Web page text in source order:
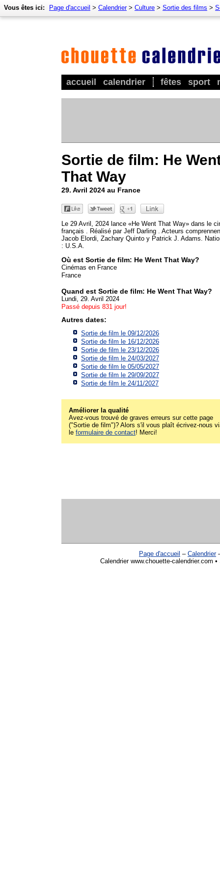
accueil calendrier fêtes sport
Vous êtes ici: Page d'accueil > Calendrier> Culture > Sortie des films >
Sortie de film: He
That Way
29. Avril 2024 au France
Le 29 Avril, 2024 lance «He Went That Way» dans le
français . Réalisé par Jeff Darling . Acteurs
Jacob Elordi, Zachary Quinto y Patrick J. Adams.
: U.S.A.
Où est Sortie de film: He Went That Way?
Cinémas en France
France
Quand est Sortie de film: He Went That Way?
Lundi, 29. Avril 2024
Passé depuis 831 jour!
Autres dates:
Sortie de film le 09/12/2026
Sortie de film le 16/12/2026
Sortie de film le 23/12/2026
Sortie de film le 24/03/2027
Sortie de film le 05/05/2027
Sortie de film le 29/09/2027
Sortie de film le 24/11/2027
Améliorer la qualité
Avez-vous trouvé de graves erreurs sur cette page
("Sortie de film")? Alors s'il vous plaît écrivez-nous
le formulaire de contact! Merci!
Page d'accueil – Calendrier
Calendrier www.chouette-calendrier.com